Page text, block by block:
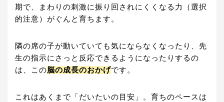
期で、まわりの刺激に振り回されにくくなる力（選択
的注意）がぐんと育ちます。
隣の席の子が動いていても気にならなくなったり、先
生の指示にさっと反応できるようになったりするの
は、この脳の成長のおかげです。
これはあくまで「だいたいの目安」。育ちのペースは